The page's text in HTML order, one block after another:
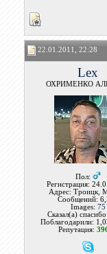
22.01.2011, 22:28
Lex
ОХРИМЕНКО
Пол:
Регистрация:
Адрес: Троицк,
Сообщений:
Images: 75
Сказал(а)
Поблагодарили:
Репутация: